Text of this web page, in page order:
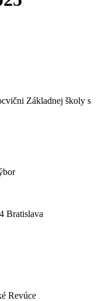
Základnej školy s
Bratislava
Revúce